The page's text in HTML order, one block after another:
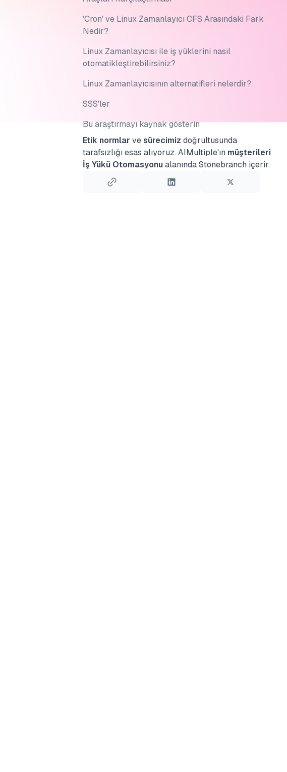
'Cron' ve Linux Zamanlayıcı CFS Arasındaki Fark
Nedir?
Linux Zamanlayıcısı ile iş yüklerini nasıl
otomatikleştirebilirsiniz?
Linux Zamanlayıcısının alternatifleri nelerdir?
SSS'ler
Bu araştırmayı kaynak gösterin
Etik normlar vesürecimiz doğrultusunda
tarafsızlığı esas alıyoruz. AIMultiple'ın müşterileri
İş Yükü Otomasyonualanında Stonebranch içerir.